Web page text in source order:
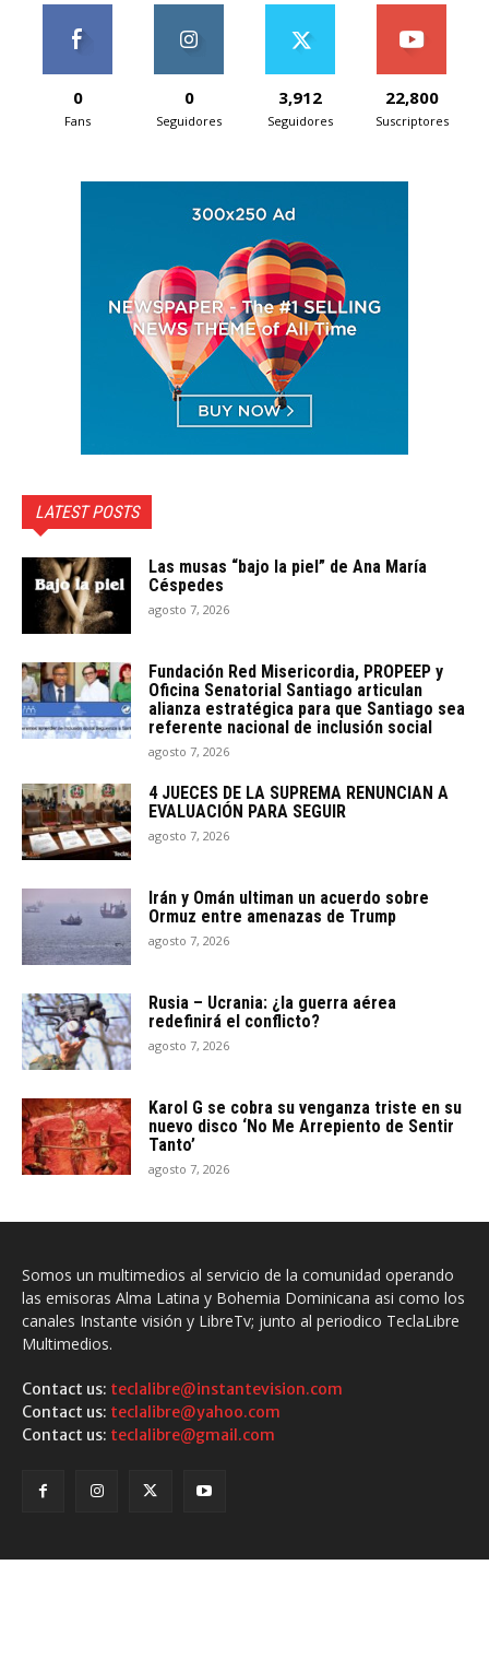
0
Fans
0
Seguidores
3,912
Seguidores
22,800
Suscriptores
LATEST POSTS
Las musas “bajo la piel” de Ana María
Céspedes
agosto 7, 2026
Fundación Red Misericordia, PROPEEP y
Oficina Senatorial Santiago articulan
alianza estratégica para que Santiago sea
referente nacional de inclusión social
agosto 7, 2026
4 JUECES DE LA SUPREMA RENUNCIAN A
EVALUACIÓN PARA SEGUIR
agosto 7, 2026
Irán y Omán ultiman un acuerdo sobre
Ormuz entre amenazas de Trump
agosto 7, 2026
Rusia – Ucrania: ¿la guerra aérea
redefinirá el conflicto?
agosto 7, 2026
Karol G se cobra su venganza triste en su
nuevo disco ‘No Me Arrepiento de Sentir
Tanto’
agosto 7, 2026
Somos un multimedios al servicio de la comunidad operando
las emisoras Alma Latina y Bohemia Dominicana asi como los
canales Instante visión y LibreTv; junto al periodico TeclaLibre
Multimedios.
Contact us: teclalibre@instantevision.com
Contact us: teclalibre@yahoo.com
Contact us: teclalibre@gmail.com